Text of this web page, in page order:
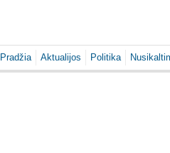
Pradžia Aktualijos Politika